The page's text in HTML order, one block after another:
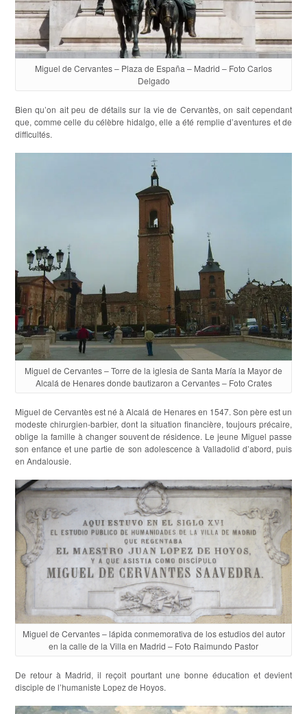
Miguel de Cervantes – Plaza de España – Madrid – Foto Carlos
Delgado
Bien qu’on ait peu de détails sur la vie de Cervantès, on sait cependant
que, comme celle du célèbre hidalgo, elle a été remplie d’aventures et de
difficultés.
Miguel de Cervantes – Torre de la iglesia de Santa María la Mayor de
Alcalá de Henares donde bautizaron a Cervantes – Foto Crates
Miguel de Cervantès est né à Alcalá de Henares en 1547. Son père est un
modeste chirurgien-barbier, dont la situation financière, toujours précaire,
oblige la famille à changer souvent de résidence. Le jeune Miguel passe
son enfance et une partie de son adolescence à Valladolid d’abord, puis
en Andalousie.
Miguel de Cervantes – lápida conmemorativa de los estudios del autor
en la calle de la Villa en Madrid – Foto Raimundo Pastor
De retour à Madrid, il reçoit pourtant une bonne éducation et devient
disciple de l’humaniste Lopez de Hoyos.